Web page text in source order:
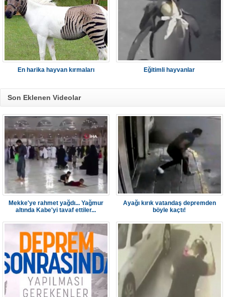
En harika hayvan kırmaları Eğitimli hayvanlar
Son Eklenen Videolar
Mekke'ye rahmet yağdı... Yağmur
altında Kabe'yi tavaf ettiler...
Ayağı kırık vatandaş depremden
böyle kaçtı!